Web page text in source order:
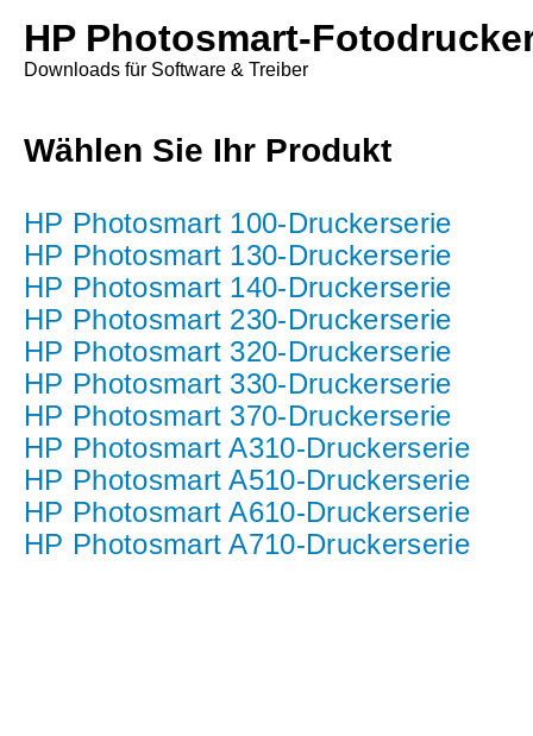
HP Photosmart-
Downloads für Software & Treiber
Wählen Sie Ihr Produkt
HP Photosmart 100-Druckerserie
HP Photosmart 130-Druckerserie
HP Photosmart 140-Druckerserie
HP Photosmart 230-Druckerserie
HP Photosmart 320-Druckerserie
HP Photosmart 330-Druckerserie
HP Photosmart 370-Druckerserie
HP Photosmart A310-Druckerserie
HP Photosmart A510-Druckerserie
HP Photosmart A610-Druckerserie
HP Photosmart A710-Druckerserie